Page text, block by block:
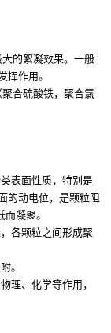
的絮凝效果。一般
挥作用。
合硫酸铁，聚合氯
表面性质，特别是
的动电位，是颗粒阻
凝聚。
各颗粒之间形成聚
。
理、化学等作用，